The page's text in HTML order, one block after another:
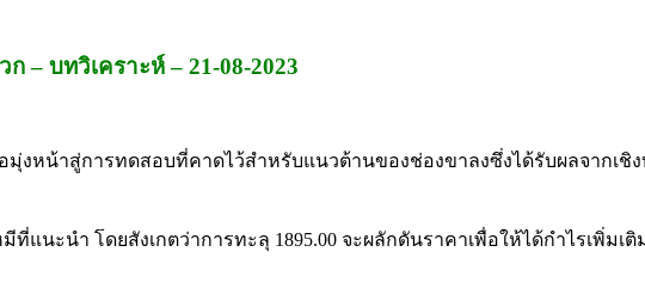
– บทวิเคราะห์ – 21-08-2023
มุ่งหน้าสู่การทดสอบที่คาดไว้สำหรับแนวต้านของช่องขาลงซึ่งได้รับผลจากเ
แนะนำ โดยสังเกตว่าการทะลุ 1895.00 จะผลักดันราคาเพื่อให้ได้กำไรเพิ่ม